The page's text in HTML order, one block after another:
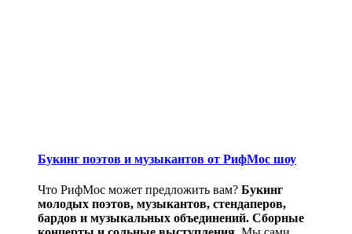
Букинг поэтов и музыкантов от РифМос шоу
Что РифМос может предложить вам? Букинг
молодых поэтов, музыкантов, стендаперов,
бардов и музыкальных объединений. Сборные